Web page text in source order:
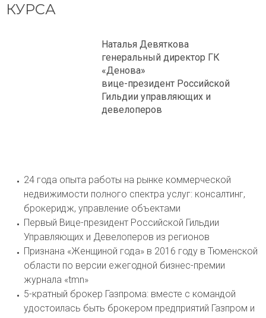
КУРСА
Наталья Девяткова
генеральный директор ГК
«Денова»
вице-президент Российской
Гильдии управляющих и
девелоперов
24 года опыта работы на рынке коммерческой
недвижимости полного спектра услуг: консалтинг,
брокеридж, управление объектами
Первый Вице-президент Российской Гильдии
Управляющих и Девелоперов из регионов
Признана «Женщиной года» в 2016 году в Тюменской
области по версии ежегодной бизнес-премии
журнала «tmn»
5-кратный брокер Газпрома: вместе с командой
удостоилась быть брокером предприятий Газпром и